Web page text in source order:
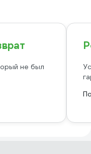
не был